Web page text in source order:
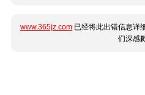
www.365jz.com 已经将此出错信息详
们深感